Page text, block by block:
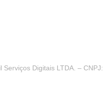
Digitais LTDA. – CNPJ: